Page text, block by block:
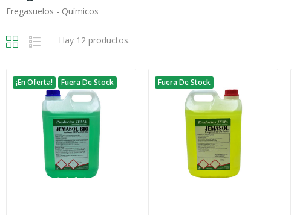
Fregasuelos - Químicos
Hay 12 productos.
¡En Oferta! Fuera De Stock Fuera De Stock